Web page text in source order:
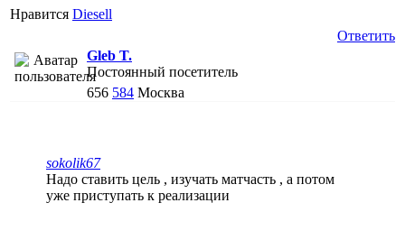
Нравится Diesell
Ответить
Gleb T.
Постоянный посетитель
656 584 Москва
sokolik67
Надо ставить цель , изучать матчасть , а потом
уже приступать к реализации